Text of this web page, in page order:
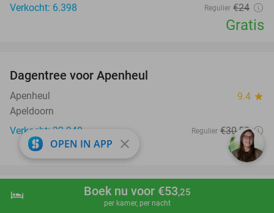
shopping_cart Boek nu
hotel Boek nu voor €53,25
per kamer, per nacht
Verkocht: 6.398
Regulier €24
Gratis
Dagentree voor Apenheul
Apenheul 9.4 star
Apeldoorn
Verkocht: 32.948
Regulier €30,50
€19,50
Entree LEGOLAND® Discovery Centre
OPEN IN APP close